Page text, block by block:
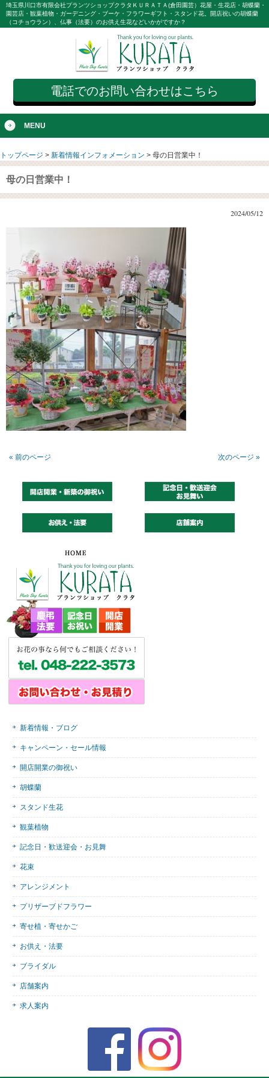
埼玉県川口市有限会社プランツショップクラタＫＵＲＡＴＡ(倉田園芸）花屋・生花店・胡蝶蘭・
園芸店・観葉植物・ガーデニング・ブーケ・フラワーギフト・スタンド花。開店祝いの胡蝶蘭
（コチョウラン）、仏事（法要）のお供え生花などいかがですか？
電話でのお問い合わせはこちら
MENU
トップページ > 新着情報インフォメーション > 母の日営業中！
母の日営業中！
2024/05/12
« 前のページ 次のページ »
新着情報・ブログ
キャンペーン・セール情報
開店開業の御祝い
胡蝶蘭
スタンド生花
観葉植物
記念日・歓送迎会・お見舞
花束
アレンジメント
プリザーブドフラワー
寄せ植・寄せかご
お供え・法要
ブライダル
店舗案内
求人案内